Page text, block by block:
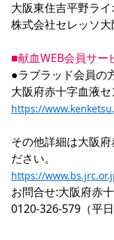
大阪東住吉平野ラ
株式会社セレッソ大
■献血WEB会員サー
●ラブラッド会員の
https://
その他詳細は大阪
https://
お問合せ:大阪府赤
0120-326-579（平日